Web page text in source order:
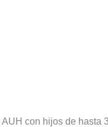
con hijos de hasta